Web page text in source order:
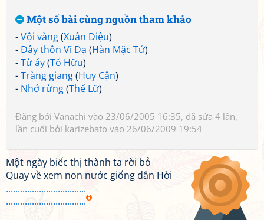
Một số bài cùng nguồn tham khảo
-Vội vàng(Xuân Diệu)
-Đây thôn Vĩ Dạ (Hàn Mặc Tử)
-Từ ấy(Tố Hữu)
-Tràng giang(Huy Cận)
- Nhớ rừng(Thế Lữ)
Đăng bởi Vanachi vào 23/06/2005 16:35, đã sửa 4 lần,
lần cuối bởi karizebato vào 26/06/2009 19:54
Một ngày biếc thị thành ta rời bỏ
Quay về xem non nước giống dân Hời
..................................
..................................